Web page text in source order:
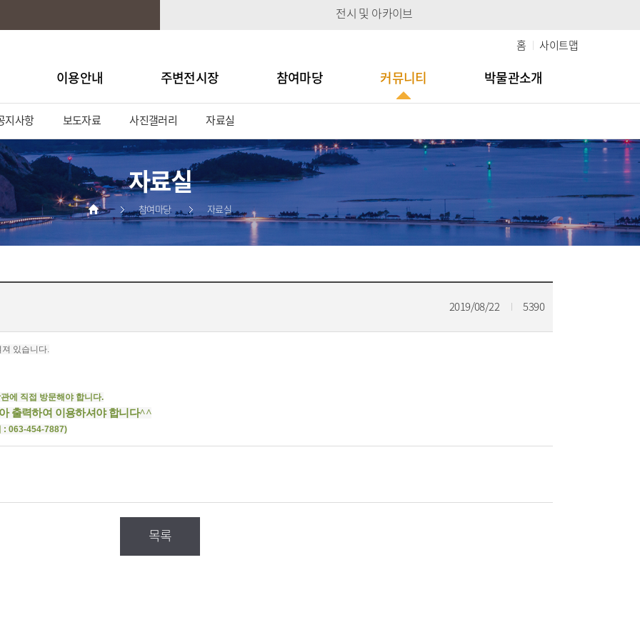
전시 및 아카이브
홈 사이트맵
이용안내 주변전시장 참여마당 커뮤니티 박물관소개
지사항 보도자료 사진갤러리 자료실
자료실
참여마당 자료실
2019/08/22 5390
있습니다.
에 직접 방문해야 합니다.
출력하여 이용하셔야 합니다^^
: 063-454-7887)
목록